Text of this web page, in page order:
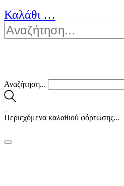
Καλάθι …
Αναζήτηση...
Περιεχόμενα καλαθιού φόρτωσης...